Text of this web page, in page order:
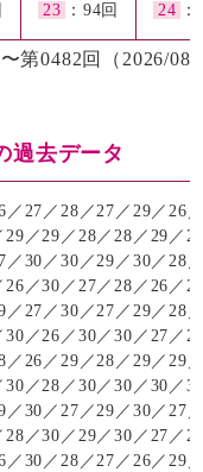
23 ：94回 24
第0482回（2026/08/
過去データ
27／28／27／29／26
／29／28／28／29／
30／30／29／30／28
／30／27／28／26／
27／30／27／29／28
／26／30／30／27／
26／29／28／29／29
／28／30／30／30／
30／27／29／30／27
／30／29／30／27／
30／28／27／26／29